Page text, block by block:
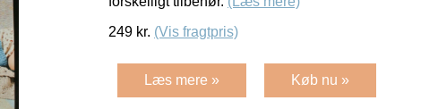
249 kr. (Vis fragtpris)
Læs mere » Køb nu »